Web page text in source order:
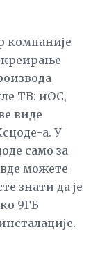
компаније
креирање
ТВ: иОС,
виде
а. У
само за
можете
знати да је
9ГБ